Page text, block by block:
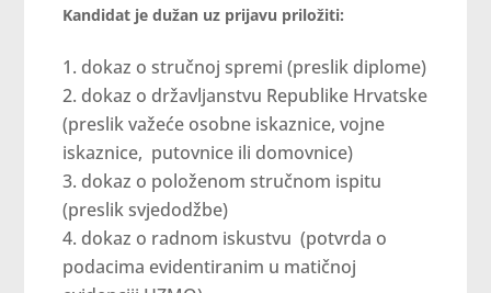
Kandidat je dužan uz prijavu priložiti:
dokaz o stručnoj spremi (preslik diplome)
dokaz o državljanstvu Republike Hrvatske
(preslik važeće osobne iskaznice, vojne
iskaznice, putovnice ili domovnice)
dokaz o položenom stručnom ispitu
(preslik svjedodžbe)
dokaz o radnom iskustvu (potvrda o
podacima evidentiranim u matičnoj